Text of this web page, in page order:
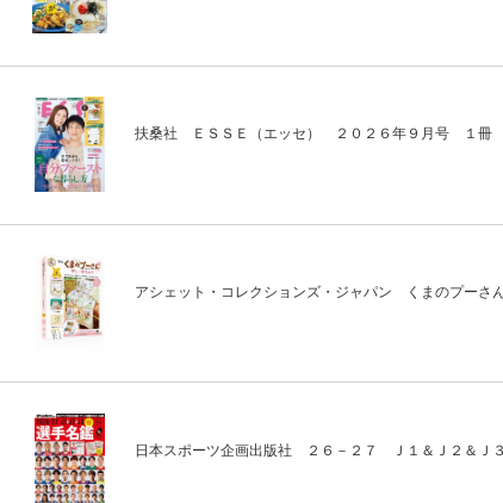
扶桑社 ＥＳＳＥ（エッセ） ２０２６年９月号 １冊
アシェット・コレクションズ・ジャパン くまのプー
日本スポーツ企画出版社 ２６－２７ Ｊ１＆Ｊ２＆